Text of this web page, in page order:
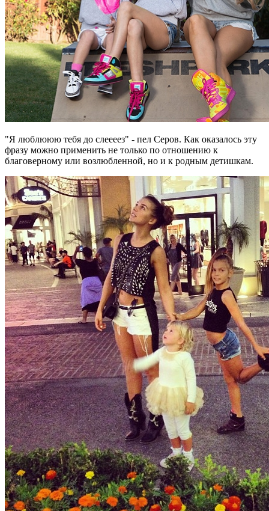
"Я люблююю тебя до слеееез" - пел Серов. Как оказалось эту
фразу можно применить не только по отношению к
благоверному или возлюбленной, но и к родным детишкам.